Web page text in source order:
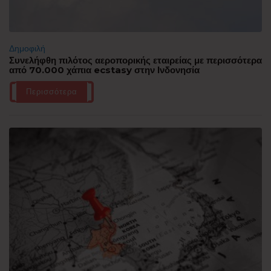
Δημοφιλή
Συνελήφθη πιλότος αεροπορικής εταιρείας με περισσότερα
από 70.000 χάπια ecstasy στην Ινδονησία
Περισσότερα